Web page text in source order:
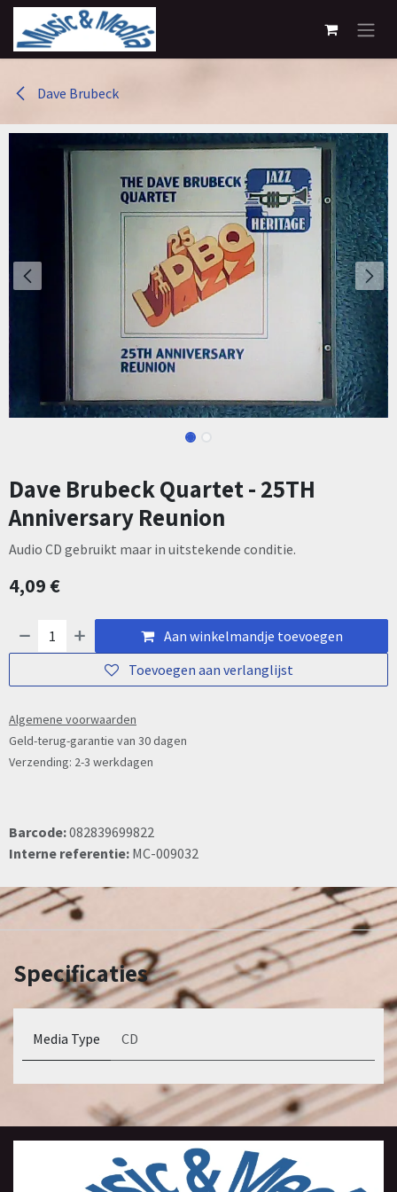
Overslaan naar inhoud
Dave Brubeck
Dave Brubeck Quartet - 25TH
Anniversary Reunion
Audio CD gebruikt maar in uitstekende conditie.
4,09€
Aan winkelmandje toevoegen
Toevoegen aan verlanglijst
Algemene voorwaarden
Geld-terug-garantie van 30 dagen
Verzending: 2-3 werkdagen
Barcode:082839699822
Interne referentie: MC-009032
Specificaties
Media Type CD